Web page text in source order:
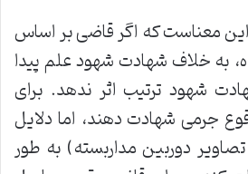
معناست که اگر قاضی بر اساس
به خلاف شهادت شهود علم پیدا
شهود ترتیب اثر ندهد. برای
جرمی شهادت دهند، اما دلایل
دوربین مداربسته) به طور